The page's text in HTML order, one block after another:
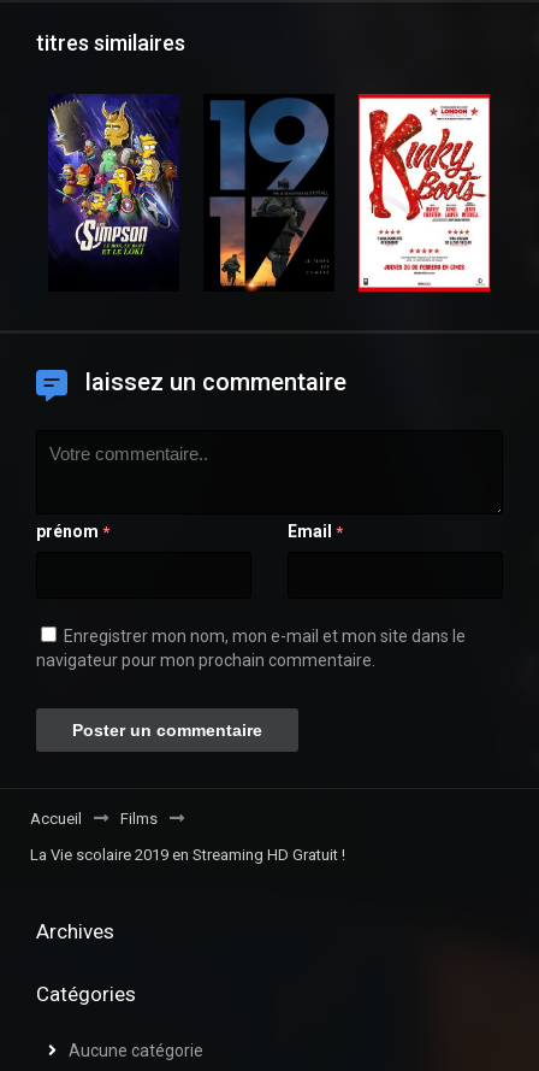
titres similaires
laissez un commentaire
prénom * Email *
Enregistrer mon nom, mon e-mail et mon site dans le
navigateur pour mon prochain commentaire.
Accueil
Films
La Vie scolaire 2019 en Streaming HD Gratuit !
Archives
Catégories
Aucune catégorie